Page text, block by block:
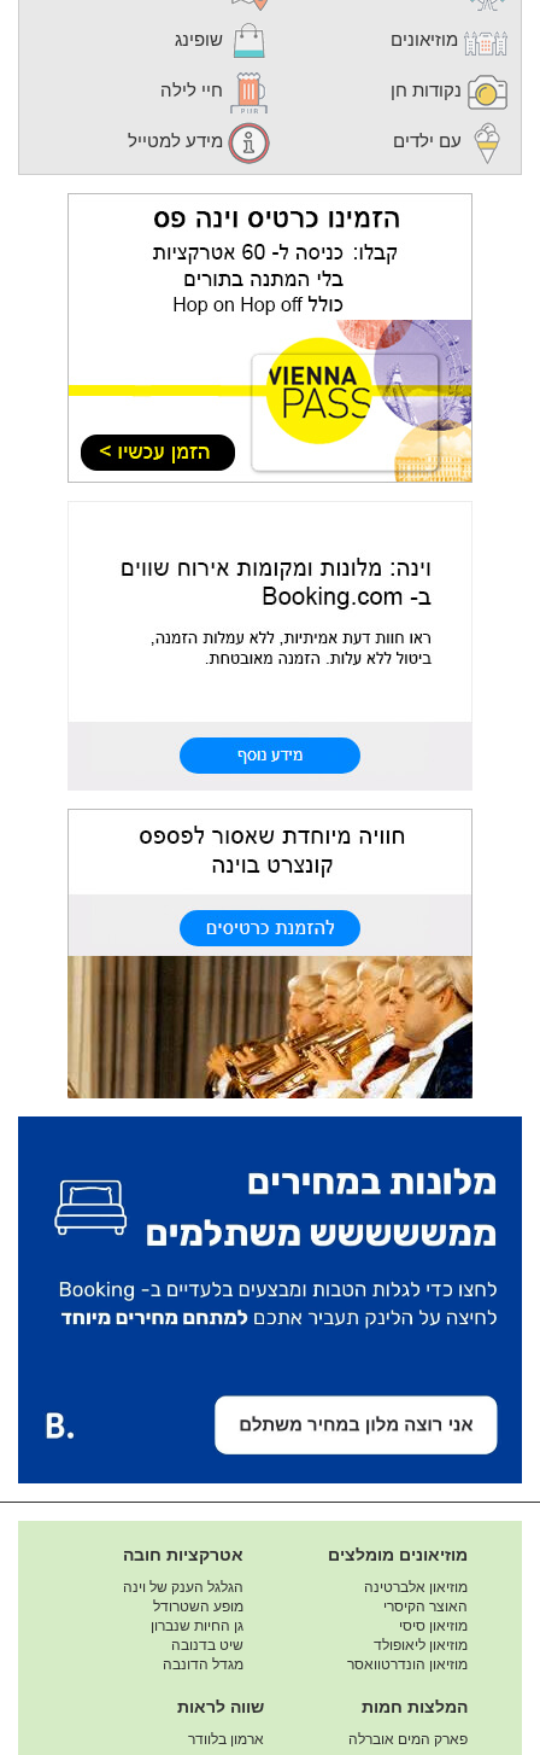
מוזיאונים שופינג
נקודות חן חיי לילה
עם ילדים מידע למטייל
מוזיאונים מומלצים
מוזיאון אלברטינה
האוצר הקיסרי
מוזיאון סיסי
מוזיאון ליאופולד
מוזיאון הונדרטוואסר
אטרקציות חובה
הגלגל הענק של וינה
מופע השטרודל
גן החיות שנברון
שיט בדנובה
מגדל הדונבה
המלצות חמות
פארק המים אוברלה
שווה לראות
ארמון בלוודר